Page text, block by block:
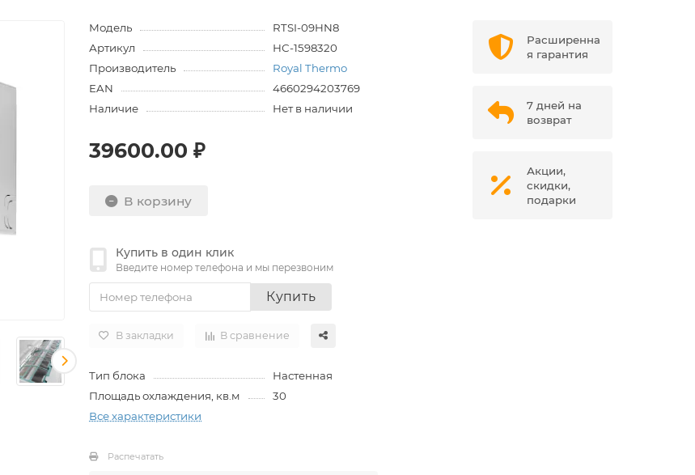
Модель
RTSI-09HN8
Артикул
НС-1598320
Производитель
Royal Thermo
EAN
4660294203769
Наличие
Нет в наличии
39600.00 ₽
В корзину
Купить в один клик
Введите номер телефона и мы перезвоним
Купить
В закладки В сравнение
Тип блока
Настенная
Площадь охлаждения, кв.м
30
Все характеристики
Распечатать
Расширенна
я гарантия
7 дней на
возврат
Акции,
скидки,
подарки